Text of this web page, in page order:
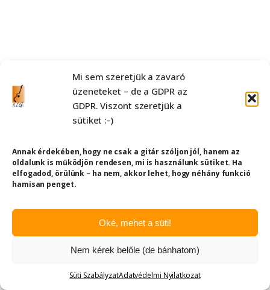
Mi sem szeretjük a zavaró
üzeneteket – de a GDPR az
GDPR. Viszont szeretjük a
sütiket :-)
Annak érdekében, hogy ne csak a gitár szóljon jól, hanem az
oldalunk is működjön rendesen, mi is használunk sütiket. Ha
elfogadod, örülünk – ha nem, akkor lehet, hogy néhány funkció
hamisan penget.
Oké, mehet a süti!
Nem kérek belőle (de bánhatom)
Süti SzabályzatAdatvédelmi Nyilatkozat